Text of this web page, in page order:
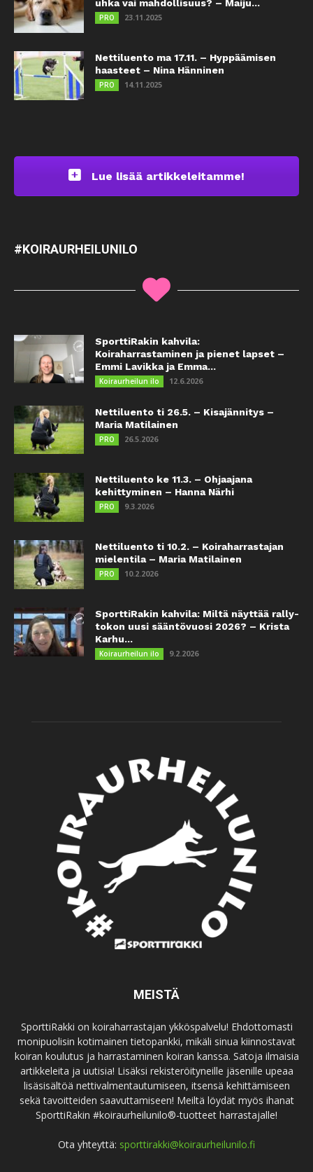
uhka vai mahdollisuus? – Maiju...
PRO 23.11.2025
Nettiluento ma 17.11. – Hyppäämisen
haasteet – Nina Hänninen
PRO 14.11.2025
Lue lisää artikkeleitamme!
#KOIRAURHEILUNILO
SporttiRakin kahvila:
Koiraharrastaminen ja pienet lapset –
Emmi Lavikka ja Emma...
Koiraurheilun ilo 12.6.2026
Nettiluento ti 26.5. – Kisajännitys –
Maria Matilainen
PRO 26.5.2026
Nettiluento ke 11.3. – Ohjaajana
kehittyminen – Hanna Närhi
PRO 9.3.2026
Nettiluento ti 10.2. – Koiraharrastajan
mielentila – Maria Matilainen
PRO 10.2.2026
SporttiRakin kahvila: Miltä näyttää rally-
tokon uusi sääntövuosi 2026? – Krista
Karhu...
Koiraurheilun ilo 9.2.2026
MEISTÄ
SporttiRakki on koiraharrastajan ykköspalvelu! Ehdottomasti
monipuolisin kotimainen tietopankki, mikäli sinua kiinnostavat
koiran koulutus ja harrastaminen koiran kanssa. Satoja ilmaisia
artikkeleita ja uutisia! Lisäksi rekisteröityneille jäsenille upeaa
lisäsisältöä nettivalmentautumiseen, itsensä kehittämiseen
sekä tavoitteiden saavuttamiseen! Meiltä löydät myös ihanat
SporttiRakin #koiraurheilunilo®-tuotteet harrastajalle!
Ota yhteyttä: sporttirakki@koiraurheilunilo.fi